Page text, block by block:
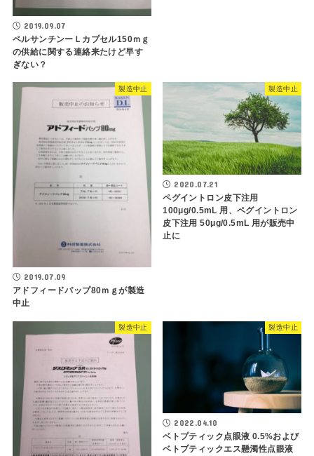
2019.09.07
ペルサンチンーＬカプセル150ｍｇ
の供給に関する連絡来たけど早す
ぎない？
製造中止
2019.07.09
アドフィードパップ80ｍｇが製造
中止
製造中止
2020.07.21
ペグイントロン皮下注用
100μg/0.5mL 用、ペグイントロン
皮下注用 50μg/0.5mL 用が販売中
止に
製造中止 製造中止
2022.04.10
ベトプティック点眼液 0.5%および
ベトプティックエス懸濁性点眼液